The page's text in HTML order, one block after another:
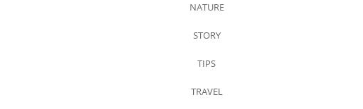
NATURE
STORY
TIPS
TRAVEL